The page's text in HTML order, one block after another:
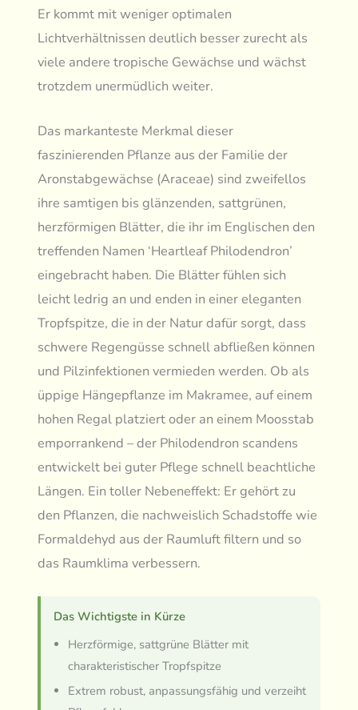
Er kommt mit weniger optimalen
Lichtverhältnissen deutlich besser zurecht als
viele andere tropische Gewächse und wächst
trotzdem unermüdlich weiter.
Das markanteste Merkmal dieser
faszinierenden Pflanze aus der Familie der
Aronstabgewächse (Araceae) sind zweifellos
ihre samtigen bis glänzenden, sattgrünen,
herzförmigen Blätter, die ihr im Englischen den
treffenden Namen ‘Heartleaf Philodendron’
eingebracht haben. Die Blätter fühlen sich
leicht ledrig an und enden in einer eleganten
Tropfspitze, die in der Natur dafür sorgt, dass
schwere Regengüsse schnell abfließen können
und Pilzinfektionen vermieden werden. Ob als
üppige Hängepflanze im Makramee, auf einem
hohen Regal platziert oder an einem Moosstab
emporrankend – der Philodendron scandens
entwickelt bei guter Pflege schnell beachtliche
Längen. Ein toller Nebeneffekt: Er gehört zu
den Pflanzen, die nachweislich Schadstoffe wie
Formaldehyd aus der Raumluft filtern und so
das Raumklima verbessern.
Das Wichtigste in Kürze
Herzförmige, sattgrüne Blätter mit
charakteristischer Tropfspitze
Extrem robust, anpassungsfähig und verzeiht